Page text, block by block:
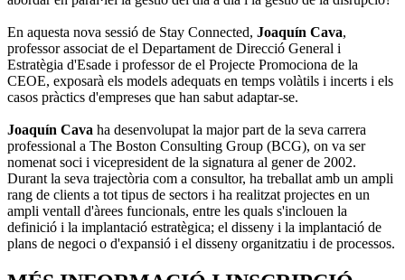
En aquesta nova sessió de Stay Connected, Joaquín Cava,
professor associat de el Departament de Direcció General i
Estratègia d'Esade i professor de el Projecte Promociona de la
CEOE, exposarà els models adequats en temps volàtils i incerts i els
casos pràctics d'empreses que han sabut adaptar-se.
Joaquín Cava ha desenvolupat la major part de la seva carrera
professional a The Boston Consulting Group (BCG), on va ser
nomenat soci i vicepresident de la signatura al gener de 2002.
Durant la seva trajectòria com a consultor, ha treballat amb un ampli
rang de clients a tot tipus de sectors i ha realitzat projectes en un
ampli ventall d'àrees funcionals, entre les quals s'inclouen la
definició i la implantació estratègica; el disseny i la implantació de
plans de negoci o d'expansió i el disseny organitzatiu i de processos.